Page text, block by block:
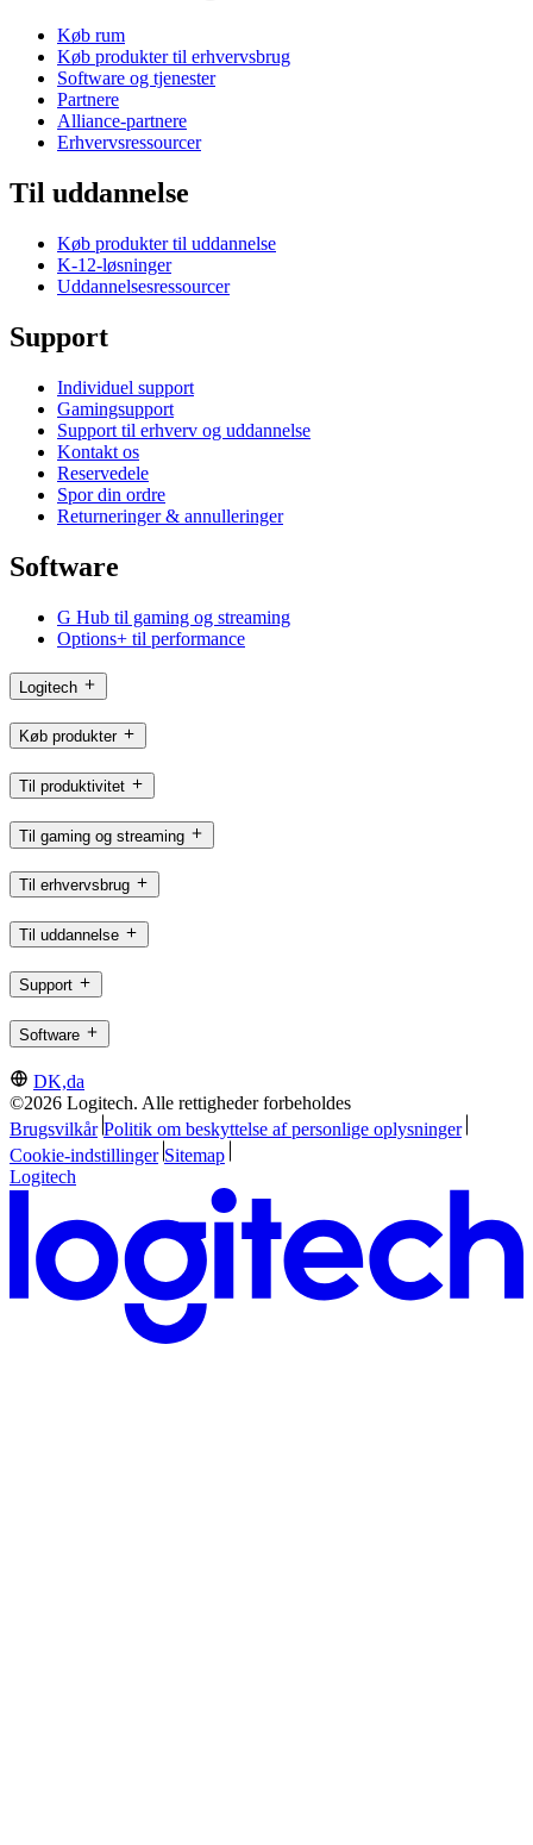
Køb rum
Køb produkter til erhvervsbrug
Software og tjenester
Partnere
Alliance-partnere
Erhvervsressourcer
Til uddannelse
Køb produkter til uddannelse
K-12-løsninger
Uddannelsesressourcer
Support
Individuel support
Gamingsupport
Support til erhverv og uddannelse
Kontakt os
Reservedele
Spor din ordre
Returneringer & annulleringer
Software
G Hub til gaming og streaming
Options+ til performance
Logitech
Køb produkter
Til produktivitet
Til gaming og streaming
Til erhvervsbrug
Til uddannelse
Support
Software
DK,da
©2026 Logitech. Alle rettigheder forbeholdes
Brugsvilkår Politik om beskyttelse af personlige oplysninger
Cookie-indstillinger Sitemap
Logitech